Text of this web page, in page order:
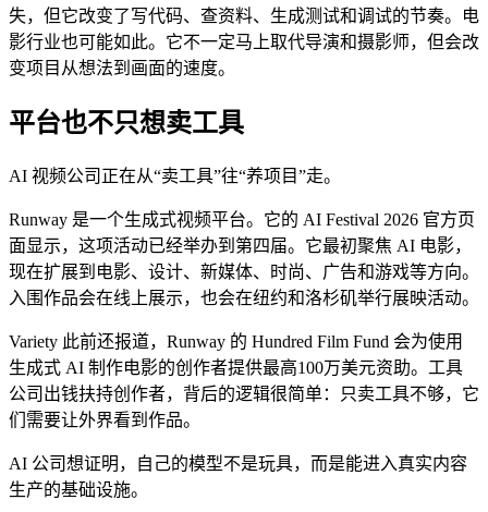
失，但它改变了写代码、查资料、生成测试和调试的节奏。电
影行业也可能如此。它不一定马上取代导演和摄影师，但会改
变项目从想法到画面的速度。
平台也不只想卖工具
AI 视频公司正在从“卖工具”往“养项目”走。
Runway 是一个生成式视频平台。它的 AI Festival 2026 官方页
面显示，这项活动已经举办到第四届。它最初聚焦 AI 电影，
现在扩展到电影、设计、新媒体、时尚、广告和游戏等方向。
入围作品会在线上展示，也会在纽约和洛杉矶举行展映活动。
Variety 此前还报道，Runway 的 Hundred Film Fund 会为使用
生成式 AI 制作电影的创作者提供最高100万美元资助。工具
公司出钱扶持创作者，背后的逻辑很简单：只卖工具不够，它
们需要让外界看到作品。
AI 公司想证明，自己的模型不是玩具，而是能进入真实内容
生产的基础设施。